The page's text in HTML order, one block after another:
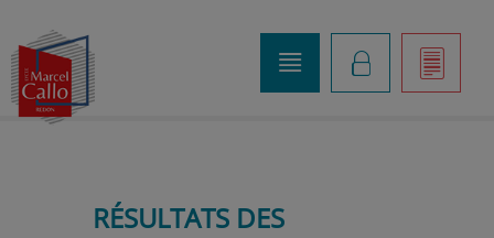
]
K
o
RÉSULTATS DES